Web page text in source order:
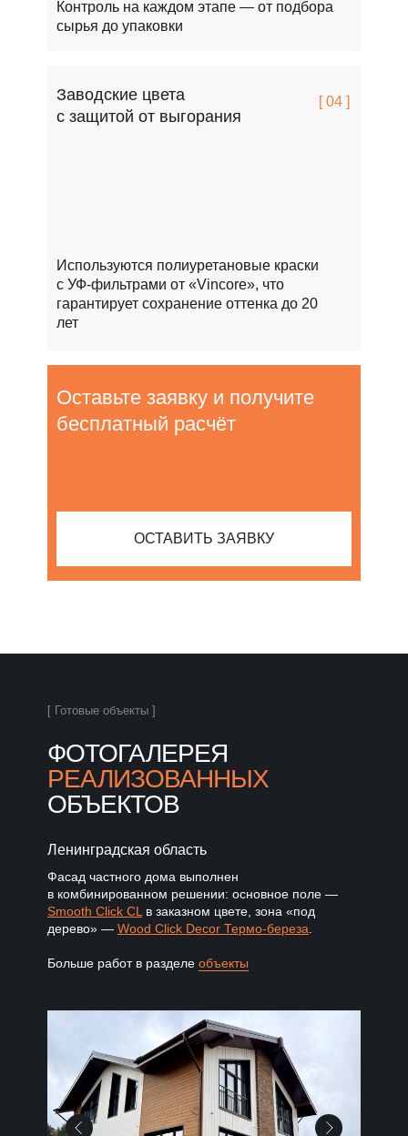
Используются полиуретановые краски
с УФ-фильтрами от «Vincore», что
гарантирует сохранение оттенка до 20
лет
Заводские цвета
с защитой от выгорания
[ 04 ]
Контроль на каждом этапе — от подбора
сырья до упаковки
ОСТАВИТЬ ЗАЯВКУ
Оставьте заявку и получите
бесплатный расчёт
ФОТОГАЛЕРЕЯ
РЕАЛИЗОВАННЫХ
ОБЪЕКТОВ
[ Готовые объекты ]
Фасад частного дома выполнен
в комбинированном решении: основное поле —
Smooth Click CL в заказном цвете, зона «под
дерево» — Wood Click Decor Термо-береза
Больше работ в разделе объекты
Ленинградская область